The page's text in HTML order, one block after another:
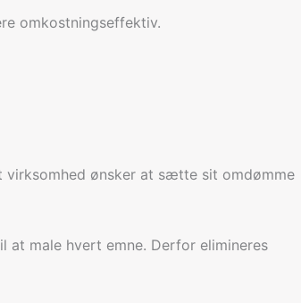
omkostningseffektiv.
virksomhed ønsker at sætte sit omdømme
male hvert emne. Derfor elimineres